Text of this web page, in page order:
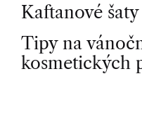
P
o
Kaftanové
Tipy na
kosmetických